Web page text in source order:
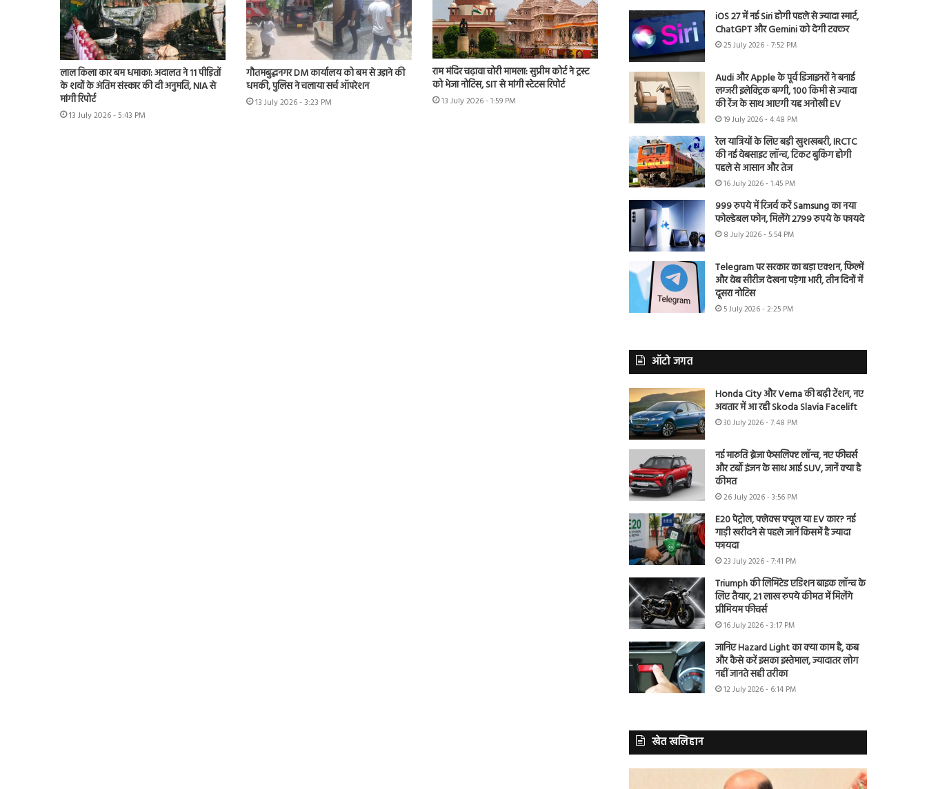
लाल किला कार बम धमाका: अदालत ने 11 पीड़ितों
के शवों के अंतिम संस्कार की दी अनुमति, NIA से
मांगी रिपोर्ट
13 July 2026 - 5:43 PM
गौतमबुद्धनगर DM कार्यालय को बम से उड़ाने की
धमकी, पुलिस ने चलाया सर्च ऑपरेशन
13 July 2026 - 3:23 PM
राम मंदिर चढ़ावा चोरी मामला: सुप्रीम कोर्ट ने ट्रस्ट
को भेजा नोटिस, SIT से मांगी स्टेटस रिपोर्ट
13 July 2026 - 1:59 PM
iOS 27 में नई Siri होगी पहले से ज्यादा स्मार्ट,
ChatGPT और Gemini को देगी टक्कर
25 July 2026 - 7:52 PM
Audi और Apple के पूर्व डिजाइनरों ने बनाई
लग्जरी इलेक्ट्रिक बग्गी, 100 किमी से ज्यादा
की रेंज के साथ आएगी यह अनोखी EV
19 July 2026 - 4:48 PM
रेल यात्रियों के लिए बड़ी खुशखबरी, IRCTC
की नई वेबसाइट लॉन्च, टिकट बुकिंग होगी
पहले से आसान और तेज
16 July 2026 - 1:45 PM
999 रुपये में रिजर्व करें Samsung का नया
फोल्डेबल फोन, मिलेंगे 2799 रुपये के फायदे
8 July 2026 - 5:54 PM
Telegram पर सरकार का बड़ा एक्शन, फिल्में
और वेब सीरीज देखना पड़ेगा भारी, तीन दिनों में
दूसरा नोटिस
5 July 2026 - 2:25 PM
ऑटो जगत
Honda City और Verna की बढ़ी टेंशन, नए
अवतार में आ रही Skoda Slavia Facelift
30 July 2026 - 7:48 PM
नई मारुति ब्रेजा फेसलिफ्ट लॉन्च, नए फीचर्स
और टर्बो इंजन के साथ आई SUV, जानें क्या है
कीमत
26 July 2026 - 3:56 PM
E20 पेट्रोल, फ्लेक्स फ्यूल या EV कार? नई
गाड़ी खरीदने से पहले जानें किसमें है ज्यादा
फायदा
23 July 2026 - 7:41 PM
Triumph की लिमिटेड एडिशन बाइक लॉन्च के
लिए तैयार, 21 लाख रुपये कीमत में मिलेंगे
प्रीमियम फीचर्स
16 July 2026 - 3:17 PM
जानिए Hazard Light का क्या काम है, कब
और कैसे करें इसका इस्तेमाल, ज्यादातर लोग
नहीं जानते सही तरीका
12 July 2026 - 6:14 PM
खेत खलिहान